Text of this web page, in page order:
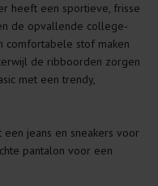
van je nieuwe kleding.
was-tips:
beschermt de
is een drupje
graden wassen is vaak
heeft een sportieve, frisse
de opvallende college-
comfortabele stof maken
de ribboorden zorgen
met een trendy,
jeans en sneakers voor
pantalon voor een